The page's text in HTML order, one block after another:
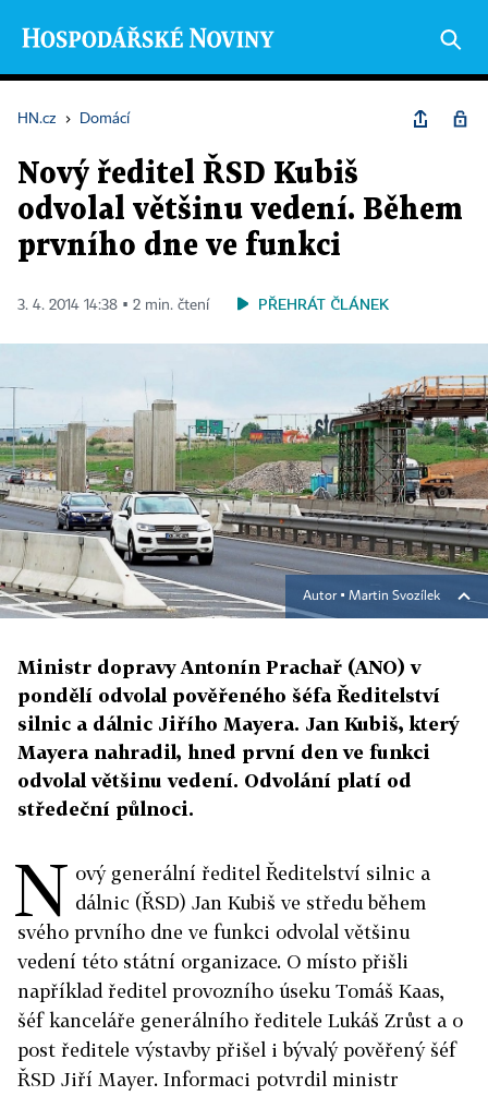
HN.cz › Domácí
Nový ředitel ŘSD Kubiš
odvolal většinu vedení. Během
prvního dne ve funkci
3. 4. 2014 14:38 ▪ 2 min. čtení PŘEHRÁT ČLÁNEK
Autor ▪ Martin Svozílek
Ministr dopravy Antonín Prachař (ANO) v
pondělí odvolal pověřeného šéfa Ředitelství
silnic a dálnic Jiřího Mayera. Jan Kubiš, který
Mayera nahradil, hned první den ve funkci
odvolal většinu vedení. Odvolání platí od
středeční půlnoci.
N ový generální ředitel Ředitelství silnic a
dálnic (ŘSD) Jan Kubiš ve středu během
svého prvního dne ve funkci odvolal většinu
vedení této státní organizace. O místo přišli
například ředitel provozního úseku Tomáš Kaas,
šéf kanceláře generálního ředitele Lukáš Zrůst a o
post ředitele výstavby přišel i bývalý pověřený šéf
ŘSD Jiří Mayer. Informaci potvrdil ministr